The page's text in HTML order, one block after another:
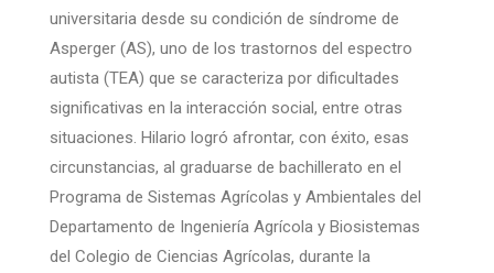
universitaria desde su condición de síndrome de
Asperger (AS), uno de los trastornos del espectro
autista (TEA) que se caracteriza por dificultades
significativas en la interacción social, entre otras
situaciones. Hilario logró afrontar, con éxito, esas
circunstancias, al graduarse de bachillerato en el
Programa de Sistemas Agrícolas y Ambientales del
Departamento de Ingeniería Agrícola y Biosistemas
del Colegio de Ciencias Agrícolas, durante la